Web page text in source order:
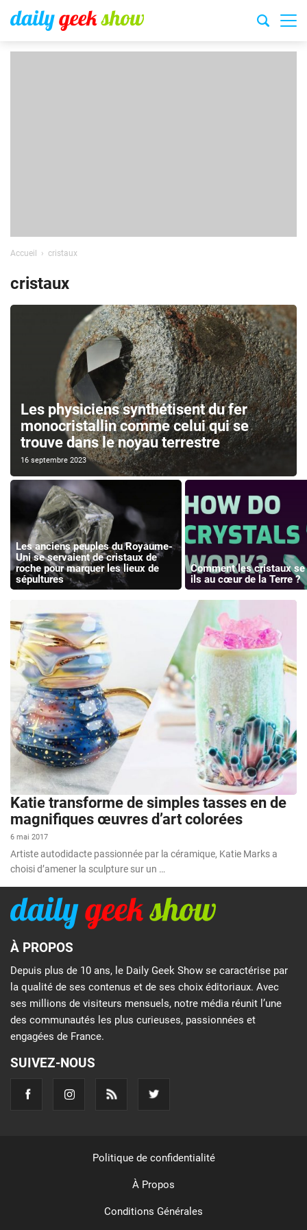
Accueil cristaux
cristaux
Les physiciens synthétisent du fer
monocristallin comme celui qui se
trouve dans le noyau terrestre
16 septembre 2023
Les anciens peuples du Royaume-
Uni se servaient de cristaux de
roche pour marquer les lieux de
sépultures
Comment les cristaux
ils au cœur de la Terre ?
Katie transforme de simples tasses en de
magnifiques œuvres d’art colorées
6 mai 2017
Artiste autodidacte passionnée par la céramique, Katie Marks a
choisi d’amener la sculpture sur un …
À PROPOS
Depuis plus de 10 ans, le Daily Geek Show se caractérise par
la qualité de ses contenus et de ses choix éditoriaux. Avec
ses millions de visiteurs mensuels, notre média réunit l’une
des communautés les plus curieuses, passionnées et
engagées de France.
SUIVEZ-NOUS
Politique de confidentialité
À Propos
Conditions Générales